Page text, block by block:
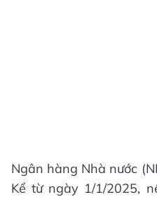
Ngân hàng Nhà nước
Kể từ ngày 1/1/2025,